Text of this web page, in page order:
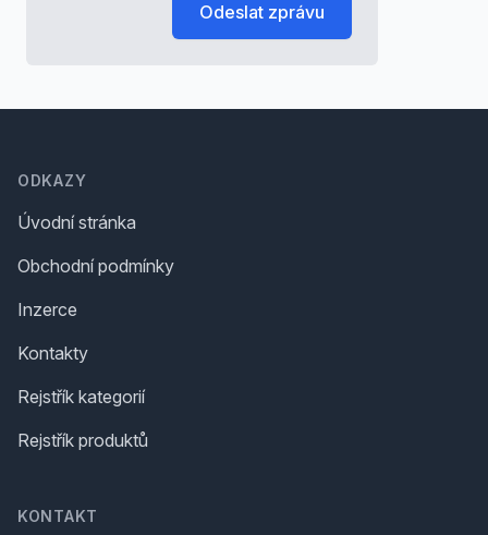
Odeslat zprávu
ODKAZY
Úvodní stránka
Obchodní podmínky
Inzerce
Kontakty
Rejstřík kategorií
Rejstřík produktů
KONTAKT